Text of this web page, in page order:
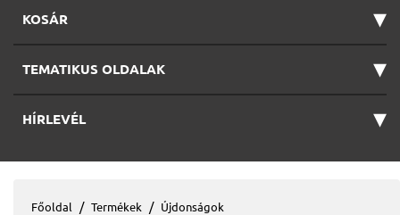
KOSÁR ▾
TEMATIKUS OLDALAK ▾
HÍRLEVÉL ▾
Főoldal Termékek Újdonságok